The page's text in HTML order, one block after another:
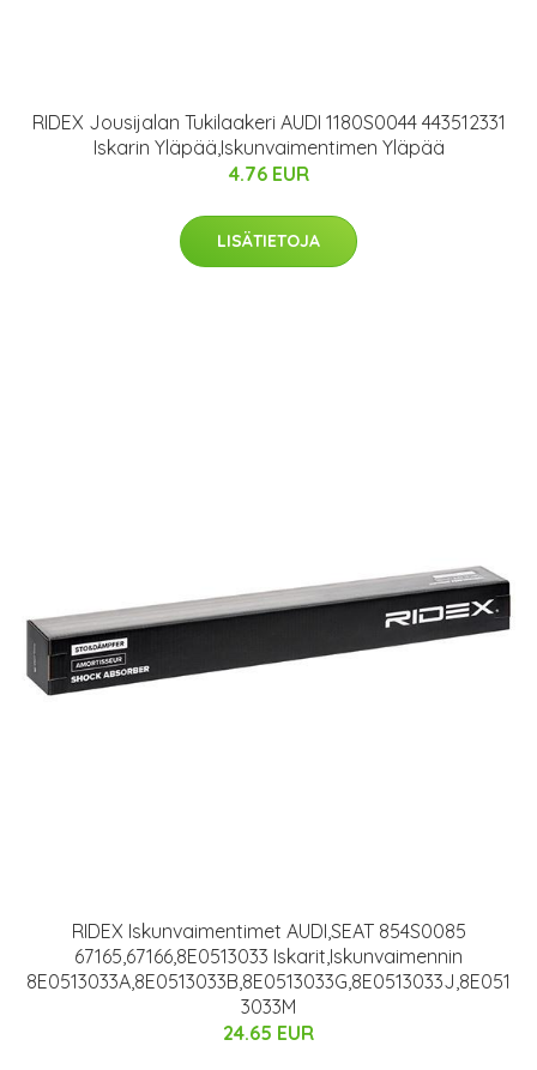
RIDEX Jousijalan Tukilaakeri AUDI 1180S0044 443512331
Iskarin Yläpää,Iskunvaimentimen Yläpää
4.76 EUR
LISÄTIETOJA
RIDEX Iskunvaimentimet AUDI,SEAT 854S0085
67165,67166,8E0513033 Iskarit,Iskunvaimennin
8E0513033A,8E0513033B,8E0513033G,8E0513033J,8E051
3033M
24.65 EUR